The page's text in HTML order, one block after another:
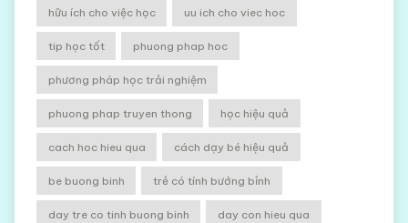
hữu ích cho việc học uu ich cho viec hoc
tip học tốt phuong phap hoc
phương pháp học trải nghiệm
phuong phap truyen thong học hiệu quả
cach hoc hieu qua cách dạy bé hiệu quả
be buong binh trẻ có tính bướng bỉnh
day tre co tinh buong binh day con hieu qua